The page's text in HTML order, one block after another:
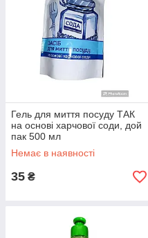
Гель для миття посуду ТАК
на основі харчової соди, дой
пак 500 мл
Немає в наявності
35 ₴